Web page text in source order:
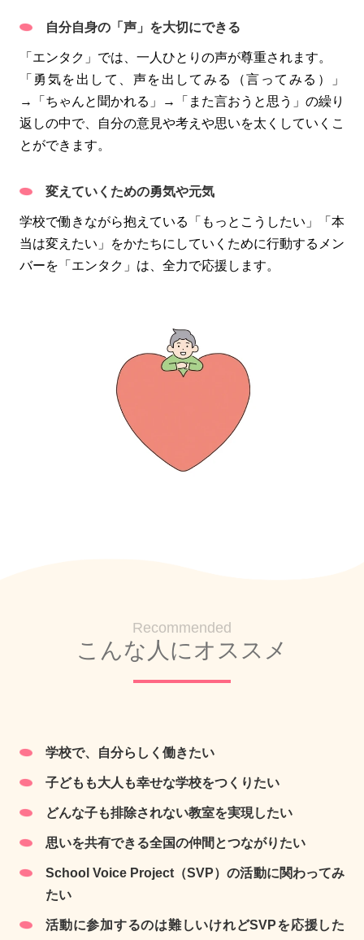
自分自身の「声」を大切にできる
「エンタク」では、一人ひとりの声が尊重されます。
「勇気を出して、声を出してみる（言ってみる）」
→「ちゃんと聞かれる」→「また言おうと思う」の繰り
返しの中で、自分の意見や考えや思いを太くしていくこ
とができます。
変えていくための勇気や元気
学校で働きながら抱えている「もっとこうしたい」「本
当は変えたい」をかたちにしていくために行動するメン
バーを「エンタク」は、全力で応援します。
Recommended
こんな人にオススメ
学校で、自分らしく働きたい
子どもも大人も幸せな学校をつくりたい
どんな子も排除されない教室を実現したい
思いを共有できる全国の仲間とつながりたい
School Voice Project（SVP）の活動に関わってみ
たい
活動に参加するのは難しいけれどSVPを応援した